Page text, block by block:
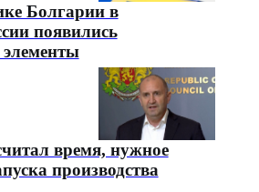
Болгарии в
появились
время, нужное
производства